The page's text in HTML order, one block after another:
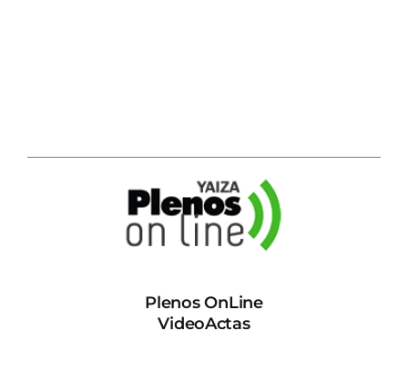
Plenos OnLine
VideoActas